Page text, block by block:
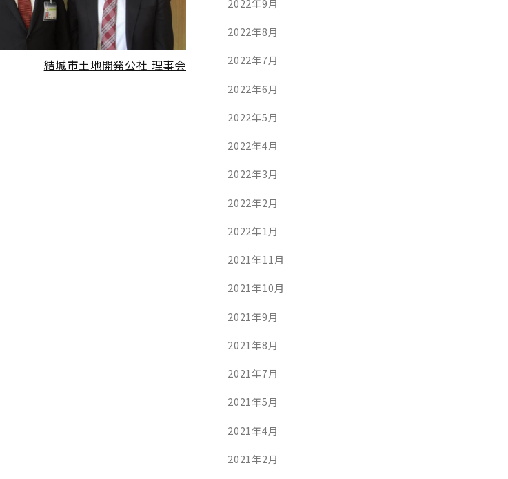
結城市土地開発公社 理事会
2022年9月
2022年8月
2022年7月
2022年6月
2022年5月
2022年4月
2022年3月
2022年2月
2022年1月
2021年11月
2021年10月
2021年9月
2021年8月
2021年7月
2021年5月
2021年4月
2021年2月